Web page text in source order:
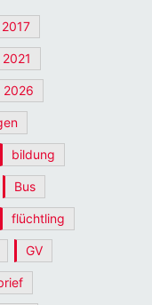
2017
2021
2026
bildung
Bus
flüchtling
GV